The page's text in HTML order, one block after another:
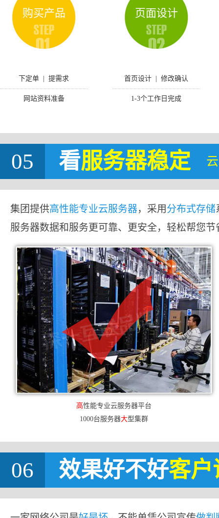
购买产品
下定单 | 提需求
网站资料准备
页面设计
首页设计 | 修改确认
1-3个工作日完成
05 看服务器稳定
集团提供高性能专业云服务器，采用分布式存储
服务器数据和服务更可靠、更安全，轻松帮您节
高性能专业云服务器平台
1000台服务器大型集群
06 效果好不好客户